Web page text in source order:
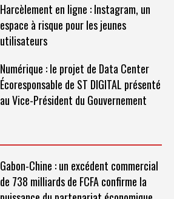
Harcèlement en ligne : Instagram, un
espace à risque pour les jeunes
utilisateurs
Numérique : le projet de Data Center
Écoresponsable de ST DIGITAL présenté
au Vice-Président du Gouvernement
Gabon-Chine : un excédent commercial
de 738 milliards de FCFA confirme la